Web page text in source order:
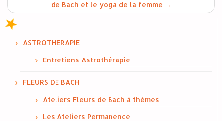
de Bach et le yoga de la femme →
ASTROTHERAPIE
Entretiens Astrothérapie
FLEURS DE BACH
Ateliers Fleurs de Bach à thèmes
Les Ateliers Permanence